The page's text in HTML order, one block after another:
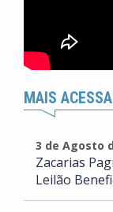
MAIS
3 de Agosto
Zacarias
Leilão